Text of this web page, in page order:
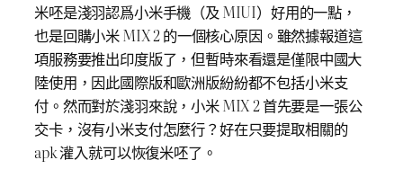
米呸是淺羽認爲小米手機（及 MIUI）好用的一點，
也是回購小米 MIX 2 的一個核心原因。雖然據報道這
項服務要推出印度版了，但暫時來看還是僅限中國大
陸使用，因此國際版和歐洲版紛紛都不包括小米支
付。然而對於淺羽來說，小米 MIX 2 首先要是一張公
交卡，沒有小米支付怎麼行？好在只要提取相關的
apk 灌入就可以恢復米呸了。